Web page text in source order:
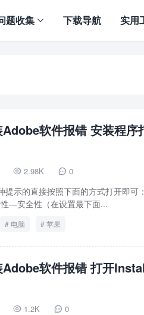
题收集 下载导航 实用
软件报错 安装程序
 2.98K  0
提示的直接按照下面的方式打开即可
—安全性（在设置最下面...
电脑 苹果
Adobe软件报错 打开
 1.2K  0